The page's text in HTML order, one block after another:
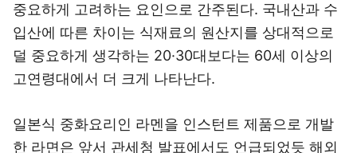
중요하게 고려하는 요인으로 간주된다. 국내산과 수
입산에 따른 차이는 식재료의 원산지를 상대적으로
덜 중요하게 생각하는 20·30대보다는 60세 이상의
고연령대에서 더 크게 나타난다.
일본식 중화요리인 라멘을 인스턴트 제품으로 개발
한 라면은 앞서 관세청 발표에서도 언급되었듯 해외